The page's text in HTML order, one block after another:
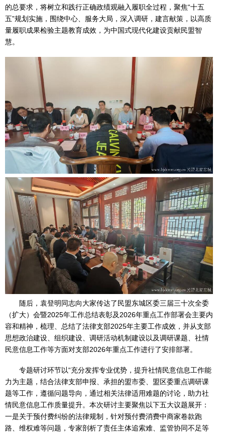
的总要求，将树立和践行正确政绩观融入履职全过程，聚焦“十五
五”规划实施，围绕中心、服务大局，深入调研，建言献策，以高质
量履职成果检验主题教育成效，为中国式现代化建设贡献民盟智
慧。
随后，袁登明同志向大家传达了民盟东城区委三届三十次全委
（扩大）会暨2025年工作总结表彰及2026年重点工作部署会主要内
容和精神，梳理、总结了法律支部2025年主要工作成效，并从支部
思想政治建设、组织建设、调研活动机制建设以及调研课题、社情
民意信息工作等方面对支部2026年重点工作进行了安排部署。
专题研讨环节以“充分发挥专业优势，提升社情民意信息工作能
力为主题，结合法律支部申报、承担的盟市委、盟区委重点调研课
题等工作，遵循问题导向，通过相关法律适用难题的讨论，助力社
情民意信息工作质量提升。本次研讨主要聚焦以下五大议题展开：
一是关于预付费纠纷的法律规制，针对预付费消费中商家卷款跑
路、维权难等问题，专家剖析了责任主体追索难、监管协同不足等